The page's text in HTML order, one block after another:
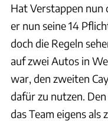
Hat Verstappen
er nun seine 14
doch die Regeln
auf zwei Autos in
war, den zweiten
dafür zu nutzen.
das Team eigens